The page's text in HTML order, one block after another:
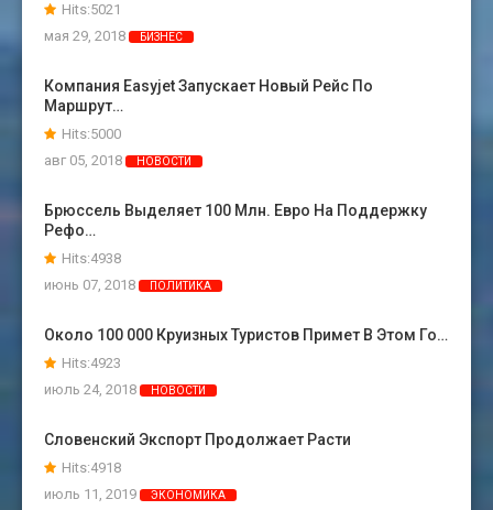
Hits:5021
мая 29, 2018
БИЗНЕС
Компания Easyjet Запускает Новый Рейс По
Маршрут…
Hits:5000
авг 05, 2018
НОВОСТИ
Брюссель Выделяет 100 Млн. Евро На Поддержку
Рефо…
Hits:4938
июнь 07, 2018
ПОЛИТИКА
Около 100 000 Круизных Туристов Примет В Этом Го…
Hits:4923
июль 24, 2018
НОВОСТИ
Словенский Экспорт Продолжает Расти
Hits:4918
июль 11, 2019
ЭКОНОМИКА